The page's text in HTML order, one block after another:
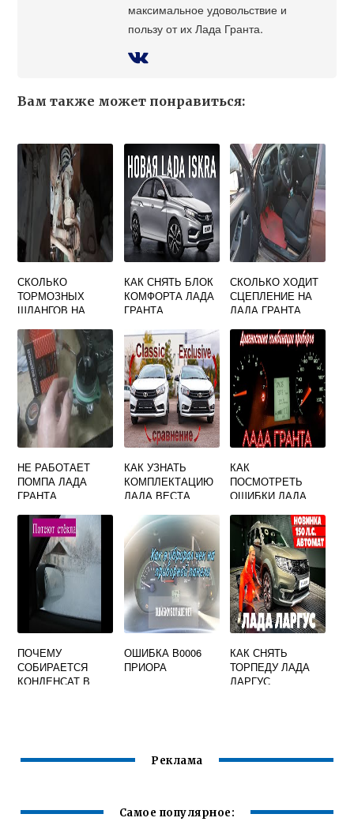
максимальное удовольствие и
пользу от их Лада Гранта.
Вам также может понравиться:
СКОЛЬКО
ТОРМОЗНЫХ
ШЛАНГОВ НА
КАК СНЯТЬ БЛОК
КОМФОРТА ЛАДА
ГРАНТА
СКОЛЬКО ХОДИТ
СЦЕПЛЕНИЕ НА
ЛАДА ГРАНТА
НЕ РАБОТАЕТ
ПОМПА ЛАДА
ГРАНТА
КАК УЗНАТЬ
КОМПЛЕКТАЦИЮ
ЛАДА ВЕСТА
КАК
ПОСМОТРЕТЬ
ОШИБКИ ЛАДА
ПОЧЕМУ
СОБИРАЕТСЯ
КОНДЕНСАТ В
ОШИБКА B0006
ПРИОРА
КАК СНЯТЬ
ТОРПЕДУ ЛАДА
ЛАРГУС
Реклама
Самое популярное: